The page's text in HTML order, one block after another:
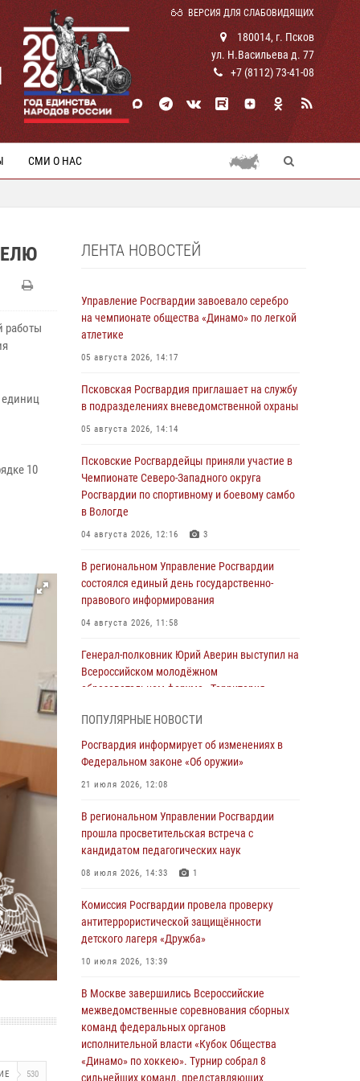
ВЕРСИЯ ДЛЯ СЛАБОВИДЯЩИХ
180014, г. Псков
ул. Н.Васильева д. 77
+7 (8112) 73-41-08
СМИ О НАС
работы
единиц
10
530
ЛЕНТА НОВОСТЕЙ
Управление Росгвардии завоевало серебро
на чемпионате общества «Динамо» по легкой
атлетике
05 августа 2026, 14:17
Псковская Росгвардия приглашает на службу
в подразделениях вневедомственной охраны
05 августа 2026, 14:14
Псковские Росгвардейцы приняли участие в
Чемпионате Северо-Западного округа
Росгвардии по спортивному и боевому самбо
в Вологде
04 августа 2026, 12:16 3
В региональном Управление Росгвардии
состоялся единый день государственно-
правового информирования
04 августа 2026, 11:58
Генерал-полковник Юрий Аверин выступил на
Всероссийском молодёжном
образовательном форуме «Территория
21 единицу оружия изъяли Псковские
Росгвардейцы принимают участие в
обеспечении общественной безопасности во
время празднования Дня ВДВ
За минувшие сутки Псковские росгвардейцы
выезжали два раза на улицу Труда
31 июля 2026, 13:53
В Санкт-Петербурге прошел окружной этап
ежегодного Всероссийского конкурса
профессионального мастерства среди
сотрудников вневедомственной охраны
Росгвардии, Псковские Росгвардейцы
одержали победу
ПОПУЛЯРНЫЕ НОВОСТИ
Росгвардия информирует об изменениях в
Федеральном законе «Об оружии»
21 июля 2026, 12:08
В региональном Управлении Росгвардии
прошла просветительская встреча с
кандидатом педагогических наук
08 июля 2026, 14:33 1
Комиссия Росгвардии провела проверку
антитеррористической защищённости
детского лагеря «Дружба»
10 июля 2026, 13:39
В Москве завершились Всероссийские
межведомственные соревнования сборных
команд федеральных органов
исполнительной власти «Кубок Общества
«Динамо» по хоккею». Турнир собрал 8
сильнейших команд, представляющих